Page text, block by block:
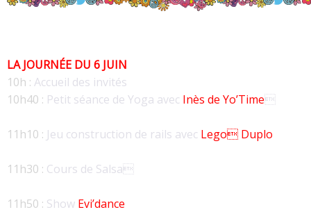
LA JOURNÉE DU 6 JUIN
10h : Accueil des invités
10h40 : Petit séance de Yoga avec Inès de Yo’Time
11h10 : Jeu construction de rails avec Lego Duplo
11h30 : Cours de Salsa
11h50 : Show Evi’dance